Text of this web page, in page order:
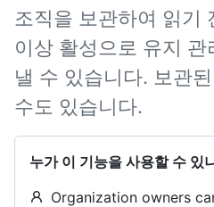
조직을 보관하여 읽기
이상 활성으로 유지
낼 수 있습니다. 보관
수도 있습니다.
누가 이 기능을 사용할 수 있
Organization owners